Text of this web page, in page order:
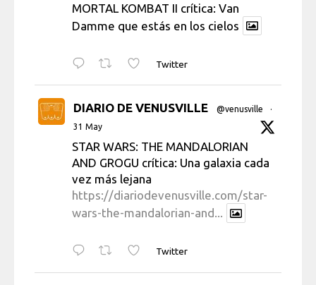
MORTAL KOMBAT II crítica: Van
Damme que estás en los cielos
Twitter
DIARIO DE VENUSVILLE @venusville
·
31 May
STAR WARS: THE MANDALORIAN
AND GROGU crítica: Una galaxia cada
vez más lejana
https://diariodevenusville.com/star-
wars-the-mandalorian-and...
Twitter